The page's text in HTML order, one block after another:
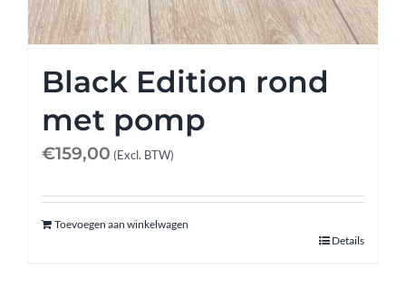
Black Edition rond
met pomp
€159,00 (Excl. BTW)
Toevoegen aan winkelwagen
Details